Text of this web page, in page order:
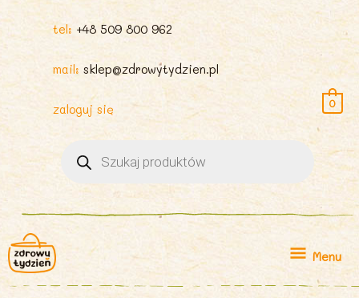
tel: +48 509 800 962
mail: sklep@zdrowytydzien.pl
zaloguj się
produktów
0
Menu
Menu